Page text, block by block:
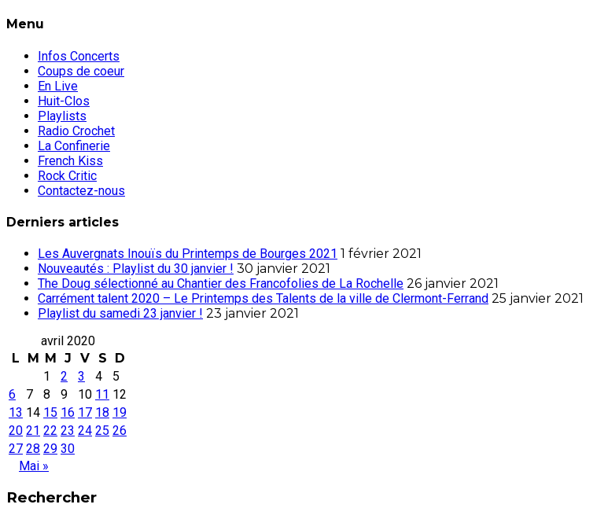
Menu
Infos Concerts
Coups de coeur
En Live
Huit-Clos
Playlists
Radio Crochet
La Confinerie
French Kiss
Rock Critic
Contactez-nous
Derniers articles
Les Auvergnats Inouïs du Printemps de Bourges 2021 1 février 2021
Nouveautés : Playlist du 30 janvier ! 30 janvier 2021
The Doug sélectionné au Chantier des Francofolies de La Rochelle 26 janvier 2021
Carrément talent 2020 – Le Printemps des Talents de la ville de Clermont-Ferrand 25 janvier 2021
Playlist du samedi 23 janvier ! 23 janvier 2021
avril 2020
L
M M J V S
D
1
2 3 4
5
6
7 8 9 10 11 12
13 14 15 16 17 18 19
20 21 22 23 24 25 26
27 28 29 30
Mai »
Rechercher